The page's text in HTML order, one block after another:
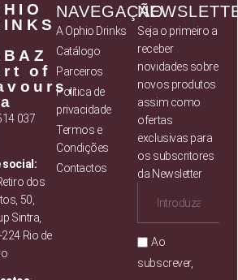
of
037
social:
dos
50,
Sintra,
Rio de
NAVEGAÇÃO
A Ophio Drinks
Catálogo
Parceiros
Política de
privacidade
Termos e
Condições
Contactos
Seja o primeiro a
receber
novidades sobre
novos produtos
assim como
ofertas
exclusivas para
os subscritores
da Newsletter
Ao
subscrever,